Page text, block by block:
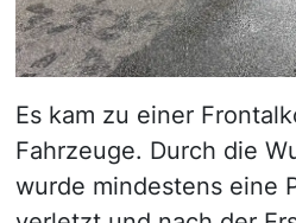
Es kam zu einer
Fahrzeuge. Durch die
wurde mindestens eine